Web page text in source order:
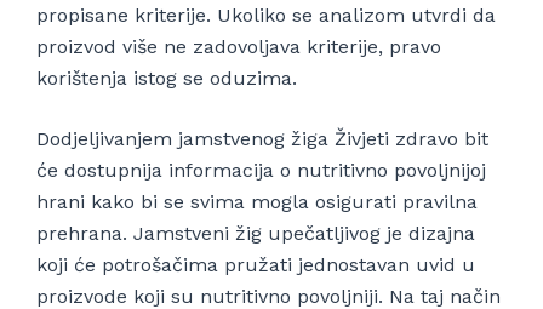
propisane kriterije. Ukoliko se analizom utvrdi da
proizvod više ne zadovoljava kriterije, pravo
korištenja istog se oduzima.
Dodjeljivanjem jamstvenog žiga Živjeti zdravo bit
će dostupnija informacija o nutritivno povoljnijoj
hrani kako bi se svima mogla osigurati pravilna
prehrana. Jamstveni žig upečatljivog je dizajna
koji će potrošačima pružati jednostavan uvid u
proizvode koji su nutritivno povoljniji. Na taj način